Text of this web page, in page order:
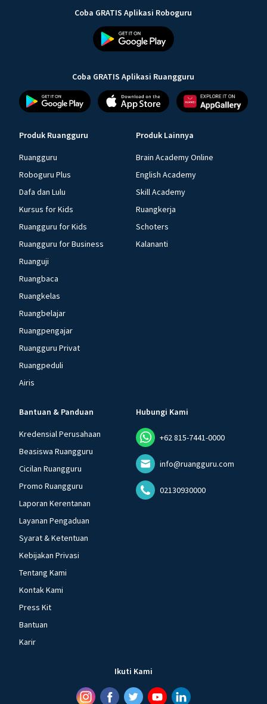
Coba GRATIS Aplikasi Roboguru
Coba GRATIS Aplikasi Ruangguru
Produk Ruangguru
Ruangguru
Roboguru Plus
Dafa dan Lulu
Kursus for Kids
Ruangguru for Kids
Ruangguru for Business
Ruanguji
Ruangbaca
Ruangkelas
Ruangbelajar
Ruangpengajar
Ruangguru Privat
Ruangpeduli
Airis
Produk Lainnya
Brain Academy Online
English Academy
Skill Academy
Ruangkerja
Schoters
Kalananti
Bantuan & Panduan
Kredensial Perusahaan
Beasiswa Ruangguru
Cicilan Ruangguru
Promo Ruangguru
Laporan Kerentanan
Layanan Pengaduan
Syarat & Ketentuan
Kebijakan Privasi
Tentang Kami
Kontak Kami
Press Kit
Bantuan
Karir
Hubungi Kami
+62 815-7441-0000
info@ruangguru.com
02130930000
Ikuti Kami